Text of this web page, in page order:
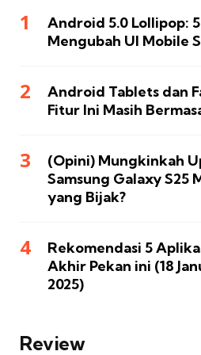
Android 5.0 Lollipop:
Mengubah UI Mobile
Android Tablets dan
Fitur Ini Masih
(Opini) Mungkinkah
Samsung Galaxy S25
yang Bijak?
Rekomendasi 5
Akhir Pekan ini (18
2025)
Review